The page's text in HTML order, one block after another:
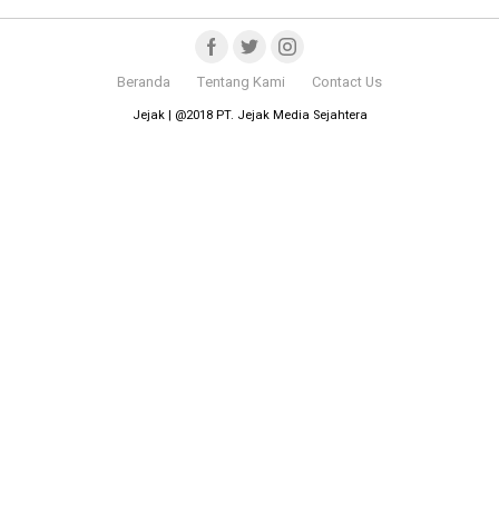
Beranda Tentang Kami Contact Us
Jejak | @2018 PT. Jejak Media Sejahtera